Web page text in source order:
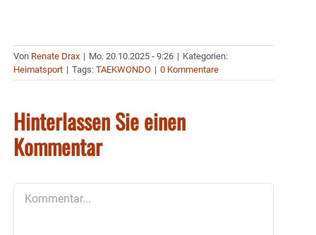
Von Renate Drax | Mo. 20.10.2025 - 9:26 | Kategorien:
Heimatsport | Tags: TAEKWONDO | 0 Kommentare
Hinterlassen Sie einen
Kommentar